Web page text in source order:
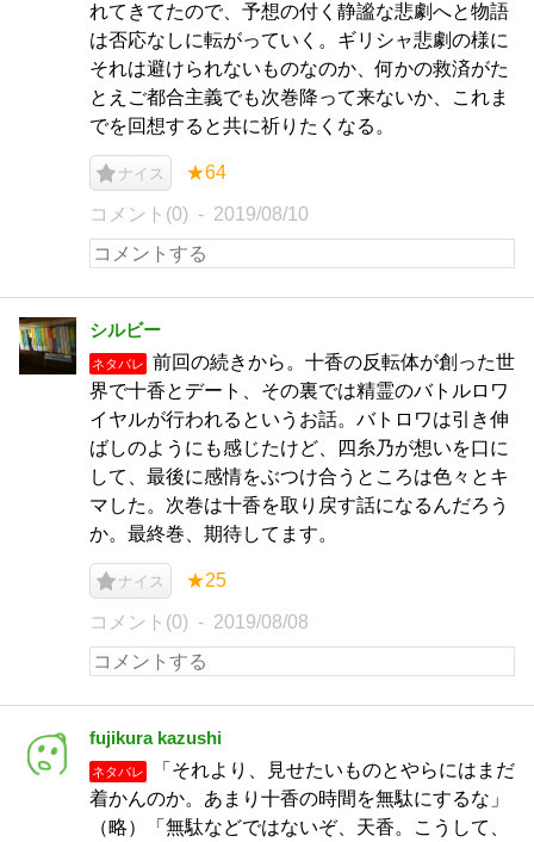
れてきてたので、予想の付く静謐な悲劇へと物語
は否応なしに転がっていく。ギリシャ悲劇の様に
それは避けられないものなのか、何かの救済がた
とえご都合主義でも次巻降って来ないか、これま
でを回想すると共に祈りたくなる。
ナイス ★64
コメント(0) 2019/08/10
シルビー
ネタバレ
前回の続きから。十香の反転体が創った世
界で十香とデート、その裏では精霊のバトルロワ
イヤルが行われるというお話。バトロワは引き伸
ばしのようにも感じたけど、四糸乃が想いを口に
して、最後に感情をぶつけ合うところは色々とキ
マした。次巻は十香を取り戻す話になるんだろう
か。最終巻、期待してます。
ナイス ★25
コメント(0) 2019/08/08
fujikura kazushi
ネタバレ
「それより、見せたいものとやらにはまだ
着かんのか。あまり十香の時間を無駄にするな」
（略）「無駄などではないぞ、天香。こうして、